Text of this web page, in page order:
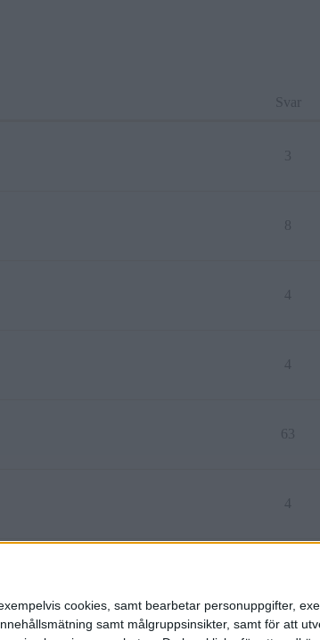
cookies, samt bearbetar personuppgifter,
samt målgruppsinsikter, samt för att
Svar
3
8
4
4
63
4